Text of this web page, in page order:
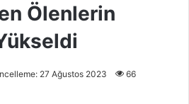
Ölenlerin
27 Ağustos 2023 66